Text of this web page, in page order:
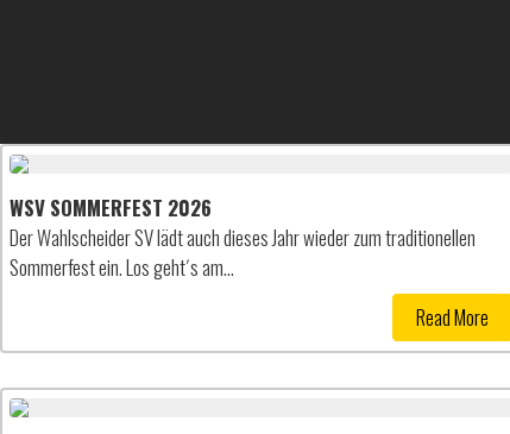
WSV SOMMERFEST 2026
Der Wahlscheider SV lädt auch dieses Jahr wieder zum traditionellen
Sommerfest ein. Los geht´s am…
Read More